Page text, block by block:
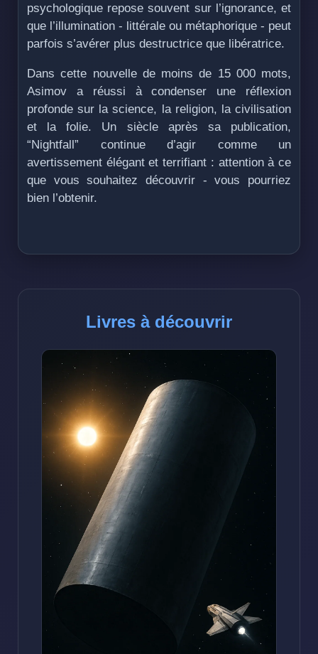
psychologique repose souvent sur l’ignorance, et
que l’illumination - littérale ou métaphorique - peut
parfois s’avérer plus destructrice que libératrice.
Dans cette nouvelle de moins de 15 000 mots,
Asimov a réussi à condenser une réflexion
profonde sur la science, la religion, la civilisation
et la folie. Un siècle après sa publication,
“Nightfall” continue d’agir comme un
avertissement élégant et terrifiant : attention à ce
que vous souhaitez découvrir - vous pourriez
bien l’obtenir.
Livres à découvrir